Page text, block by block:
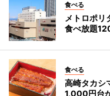
食べる
メトロポ
食べ放題
食べる
高崎タカシ
1,000円台